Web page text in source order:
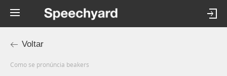
Voltar
Como se pronúncia beakers